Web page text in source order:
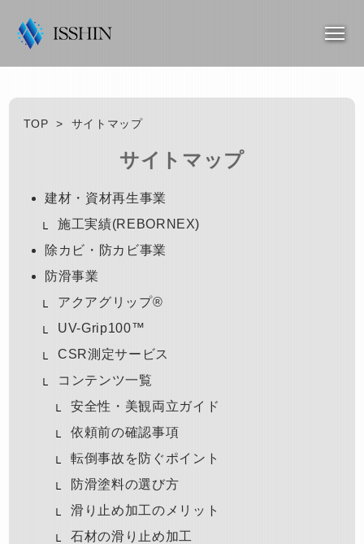
TOP > サイトマップ
サイトマップ
建材・資材再生事業
施工実績(REBORNEX)
除カビ・防カビ事業
防滑事業
アクアグリップ®
UV-Grip100™
CSR測定サービス
コンテンツ一覧
安全性・美観両立ガイド
依頼前の確認事項
転倒事故を防ぐポイント
防滑塗料の選び方
滑り止め加工のメリット
石材の滑り止め加工